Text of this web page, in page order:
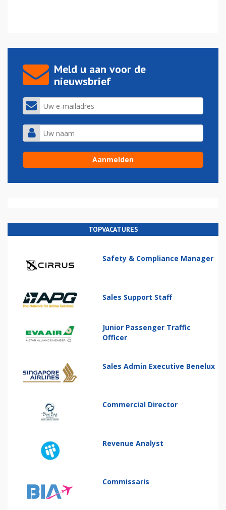
Meld u aan voor de
nieuwsbrief
TOPVACATURES
Safety & Compliance Manager
Sales Support Staff
Junior Passenger Traffic
Officer
Sales Admin Executive Benelux
Commercial Director
Revenue Analyst
Commissaris